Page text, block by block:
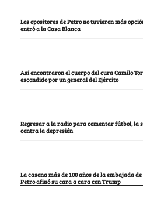
Los opositores de Petro no tuvieron más
entró a la Casa Blanca
Así encontraron el cuerpo del cura Camilo
escondido por un general del Ejército
Regresar a la radio para comentar fútbol, la
contra la depresión
La casona más de 100 años de la embajada
Petro afinó su cara a cara con Trump